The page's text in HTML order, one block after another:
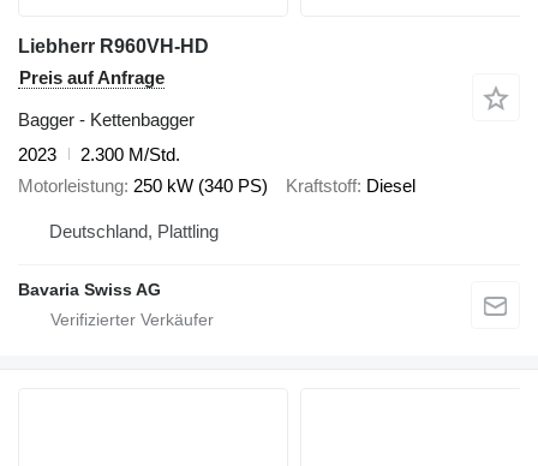
Liebherr R960VH-HD
Preis auf Anfrage
Bagger - Kettenbagger
2023
2.300 M/Std.
Motorleistung 250 kW (340 PS) Kraftstoff Diesel
Deutschland, Plattling
Bavaria Swiss AG